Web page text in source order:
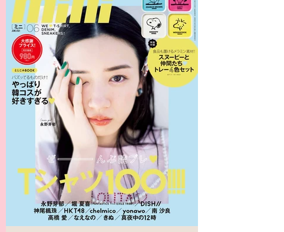
に、必要な数を引き寄せると、人生が好転...